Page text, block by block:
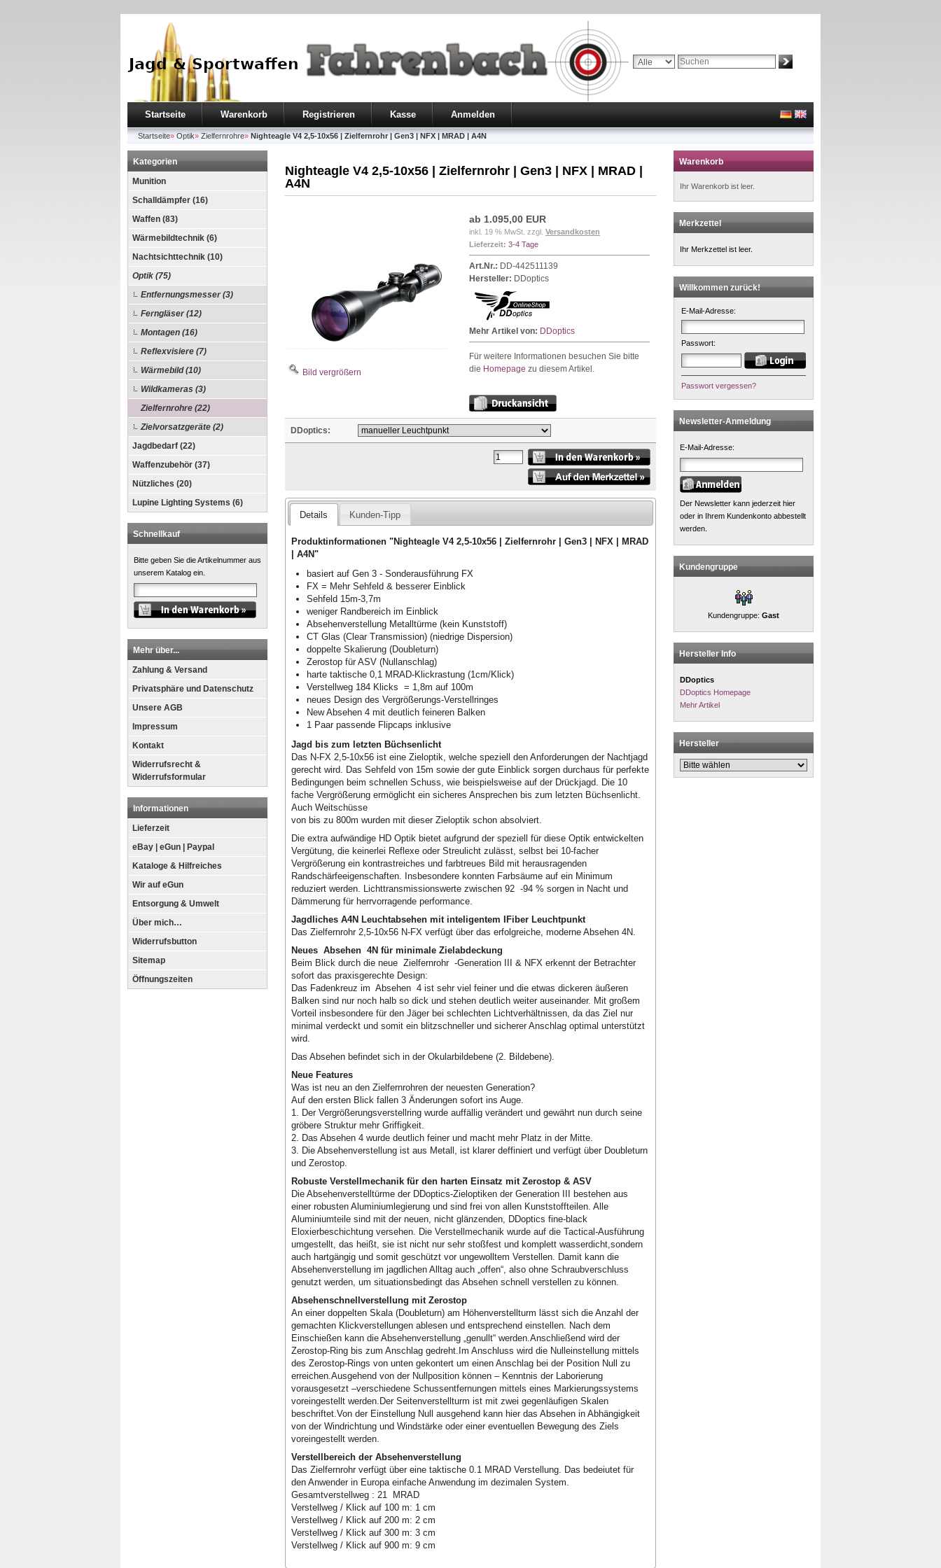
Startseite Warenkorb Registrieren Kasse Anmelden
Startseite» Optik» Zielfernrohre» Nighteagle V4 2,5-10x56 | Zielfernrohr | Gen3 | NFX | MRAD | A4N
Kategorien
Munition
Schalldämpfer (16)
Waffen (83)
Wärmebildtechnik (6)
Nachtsichttechnik (10)
Optik (75)
Entfernungsmesser (3)
Ferngläser (12)
Montagen (16)
Reflexvisiere (7)
Wärmebild (10)
Wildkameras (3)
Zielfernrohre (22)
Zielvorsatzgeräte (2)
Jagdbedarf (22)
Waffenzubehör (37)
Nützliches (20)
Lupine Lighting Systems (6)
Schnellkauf
Bitte geben Sie die Artikelnummer aus
unserem Katalog ein.
Mehr über...
Zahlung & Versand
Privatsphäre und Datenschutz
Unsere AGB
Impressum
Kontakt
Widerrufsrecht &
Widerrufsformular
Informationen
Lieferzeit
eBay | eGun | Paypal
Kataloge & Hilfreiches
Wir auf eGun
Entsorgung & Umwelt
Über mich…
Widerrufsbutton
Sitemap
Öffnungszeiten
Nighteagle V4 2,5-10x56 | Zielfernrohr | Gen3 | NFX | MRAD |
A4N
Bild vergrößern
ab 1.095,00 EUR
inkl. 19 % MwSt. zzgl. Versandkosten
Lieferzeit: 3-4 Tage
Art.Nr.: DD-442511139
Hersteller: DDoptics
Mehr Artikel von: DDoptics
Für weitere Informationen besuchen Sie bitte
die Homepage zu diesem Artikel.
DDoptics:
Details Kunden-Tipp
Produktinformationen "Nighteagle V4 2,5-10x56 | Zielfernrohr | Gen3 | NFX | MRAD
| A4N"
basiert auf Gen 3 - Sonderausführung FX
FX = Mehr Sehfeld & besserer Einblick
Sehfeld 15m-3,7m
weniger Randbereich im Einblick
Absehenverstellung Metalltürme (kein Kunststoff)
CT Glas (Clear Transmission) (niedrige Dispersion)
doppelte Skalierung (Doubleturn)
Zerostop für ASV (Nullanschlag)
harte taktische 0,1 MRAD-Klickrastung (1cm/Klick)
Verstellweg 184 Klicks = 1,8m auf 100m
neues Design des Vergrößerungs-Verstellringes
New Absehen 4 mit deutlich feineren Balken
1 Paar passende Flipcaps inklusive
Jagd bis zum letzten Büchsenlicht
Das N-FX 2,5-10x56 ist eine Zieloptik, welche speziell den Anforderungen der Nachtjagd
gerecht wird. Das Sehfeld von 15m sowie der gute Einblick sorgen durchaus für perfekte
Bedingungen beim schnellen Schuss, wie beispielsweise auf der Drückjagd. Die 10
fache Vergrößerung ermöglicht ein sicheres Ansprechen bis zum letzten Büchsenlicht.
Auch Weitschüsse
von bis zu 800m wurden mit dieser Zieloptik schon absolviert.
Die extra aufwändige HD Optik bietet aufgrund der speziell für diese Optik entwickelten
Vergütung, die keinerlei Reflexe oder Streulicht zulässt, selbst bei 10-facher
Vergrößerung ein kontrastreiches und farbtreues Bild mit herausragenden
Randschärfeeigenschaften. Insbesondere konnten Farbsäume auf ein Minimum
reduziert werden. Lichttransmissionswerte zwischen 92 -94 % sorgen in Nacht und
Dämmerung für herrvorragende performance.
Jagdliches A4N Leuchtabsehen mit inteligentem IFiber Leuchtpunkt
Das Zielfernrohr 2,5-10x56 N-FX verfügt über das erfolgreiche, moderne Absehen 4N.
Neues Absehen 4N für minimale Zielabdeckung
Beim Blick durch die neue Zielfernrohr -Generation III & NFX erkennt der Betrachter
sofort das praxisgerechte Design:
Das Fadenkreuz im Absehen 4 ist sehr viel feiner und die etwas dickeren äußeren
Balken sind nur noch halb so dick und stehen deutlich weiter auseinander. Mit großem
Vorteil insbesondere für den Jäger bei schlechten Lichtverhältnissen, da das Ziel nur
minimal verdeckt und somit ein blitzschneller und sicherer Anschlag optimal unterstützt
wird.
Das Absehen befindet sich in der Okularbildebene (2. Bildebene).
Neue Features
Was ist neu an den Zielfernrohren der neuesten Generation?
Auf den ersten Blick fallen 3 Änderungen sofort ins Auge.
1. Der Vergrößerungsverstellring wurde auffällig verändert und gewährt nun durch seine
gröbere Struktur mehr Griffigkeit.
2. Das Absehen 4 wurde deutlich feiner und macht mehr Platz in der Mitte.
3. Die Absehenverstellung ist aus Metall, ist klarer deffiniert und verfügt über Doubleturn
und Zerostop.
Robuste Verstellmechanik für den harten Einsatz mit Zerostop & ASV
Die Absehenverstelltürme der DDoptics-Zieloptiken der Generation III bestehen aus
einer robusten Aluminiumlegierung und sind frei von allen Kunststoffteilen. Alle
Aluminiumteile sind mit der neuen, nicht glänzenden, DDoptics fine-black
Eloxierbeschichtung versehen. Die Verstellmechanik wurde auf die Tactical-Ausführung
umgestellt, das heißt, sie ist nicht nur sehr stoßfest und komplett wasserdicht,sondern
auch hartgängig und somit geschützt vor ungewolltem Verstellen. Damit kann die
Absehenverstellung im jagdlichen Alltag auch „offen“, also ohne Schraubverschluss
genutzt werden, um situationsbedingt das Absehen schnell verstellen zu können.
Absehenschnellverstellung mit Zerostop
An einer doppelten Skala (Doubleturn) am Höhenverstellturm lässt sich die Anzahl der
gemachten Klickverstellungen ablesen und entsprechend einstellen. Nach dem
Einschießen kann die Absehenverstellung „genullt“ werden.Anschließend wird der
Zerostop-Ring bis zum Anschlag gedreht.Im Anschluss wird die Nulleinstellung mittels
des Zerostop-Rings von unten gekontert um einen Anschlag bei der Position Null zu
erreichen.Ausgehend von der Nullposition können – Kenntnis der Laborierung
vorausgesetzt –verschiedene Schussentfernungen mittels eines Markierungssystems
voreingestellt werden.Der Seitenverstellturm ist mit zwei gegenläufigen Skalen
beschriftet.Von der Einstellung Null ausgehend kann hier das Absehen in Abhängigkeit
von der Windrichtung und Windstärke oder einer eventuellen Bewegung des Ziels
voreingestellt werden.
Verstellbereich der Absehenverstellung
Das Zielfernrohr verfügt über eine taktische 0.1 MRAD Verstellung. Das bedeiutet für
den Anwender in Europa einfache Anwendung im dezimalen System.
Gesamtverstellweg : 21 MRAD
Verstellweg / Klick auf 100 m: 1 cm
Verstellweg / Klick auf 200 m: 2 cm
Verstellweg / Klick auf 300 m: 3 cm
Verstellweg / Klick auf 900 m: 9 cm
Warenkorb
Ihr Warenkorb ist leer.
Merkzettel
Ihr Merkzettel ist leer.
Willkommen zurück!
E-Mail-Adresse:
Passwort:
Passwort vergessen?
Newsletter-Anmeldung
E-Mail-Adresse:
Der Newsletter kann jederzeit hier
oder in Ihrem Kundenkonto abbestellt
werden.
Kundengruppe
Kundengruppe: Gast
Hersteller Info
DDoptics
DDoptics Homepage
Mehr Artikel
Hersteller